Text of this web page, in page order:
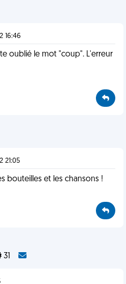
16:46
oublié le mot "coup". L'erreur
21:05
bouteilles et les chansons !
31